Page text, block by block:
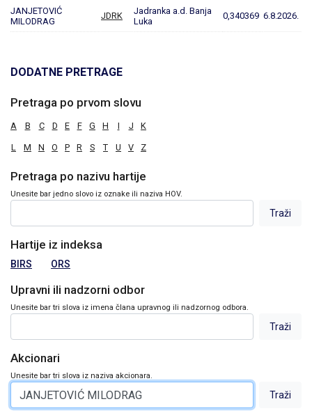
JANJETOVIĆ
MILODRAG
JDRK
Jadranka a.d. Banja
Luka
0,340369 6.8.2026.
DODATNE PRETRAGE
Pretraga po prvom slovu
A B C D E F G H I J K
L M N O P R S T U V Z
Pretraga po nazivu hartije
Unesite bar jedno slovo iz oznake ili naziva HOV.
Hartije iz indeksa
BIRS ORS
Upravni ili nadzorni odbor
Unesite bar tri slova iz imena člana upravnog ili nadzornog odbora.
Akcionari
Unesite bar tri slova iz naziva akcionara.